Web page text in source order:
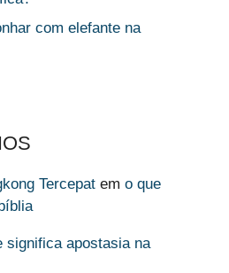
com elefante na
Tercepat em o que
significa apostasia na